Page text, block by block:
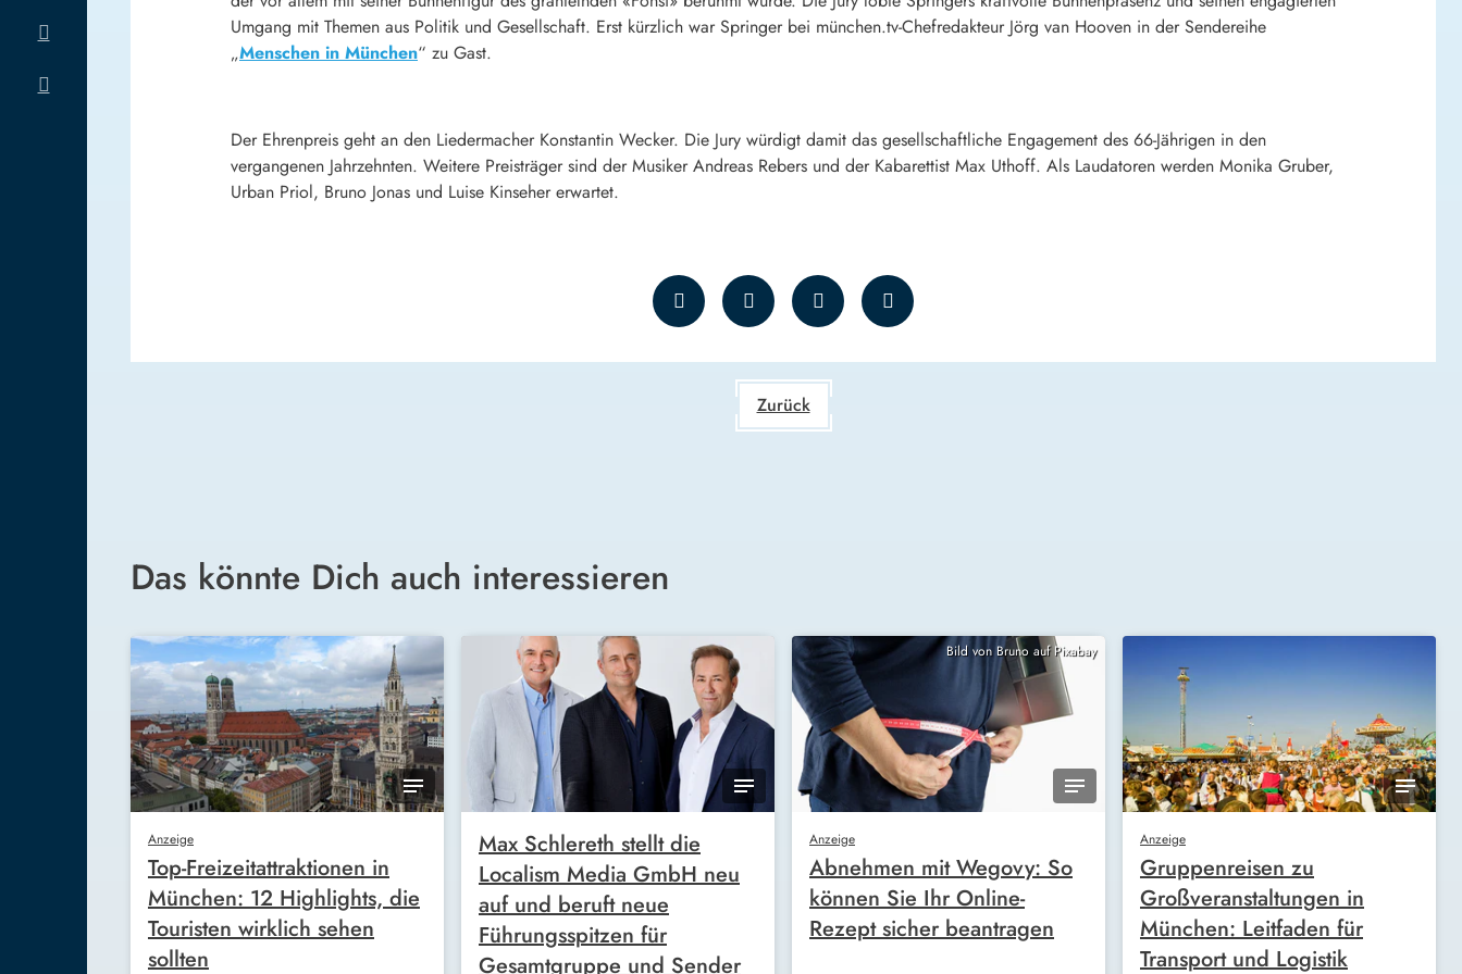
Umgang mit Themen aus Politik und Gesellschaft. Erst kürzlich war Springer bei münchen.tv-Chefredakteur Jörg van Hooven in der Sendereihe
„Menschen in München“ zu Gast.
Der Ehrenpreis geht an den Liedermacher Konstantin Wecker. Die Jury würdigt damit das gesellschaftliche Engagement des 66-Jährigen in den
vergangenen Jahrzehnten. Weitere Preisträger sind der Musiker Andreas Rebers und der Kabarettist Max Uthoff. Als Laudatoren werden Monika Gruber,
Urban Priol, Bruno Jonas und Luise Kinseher erwartet.
Zurück
Das könnte Dich auch interessieren
Anzeige
Top-Freizeitattraktionen in
München: 12 Highlights, die
Touristen wirklich sehen
sollten
Max Schlereth stellt die
Localism Media GmbH neu
auf und beruft neue
Führungsspitzen für
Gesamtgruppe und Sender
Bild von Bruno auf Pixabay
Anzeige
Abnehmen mit Wegovy: So
können Sie Ihr Online-
Rezept sicher beantragen
Anzeige
Gruppenreisen zu
Großveranstaltungen in
München: Leitfaden für
Transport und Logistik